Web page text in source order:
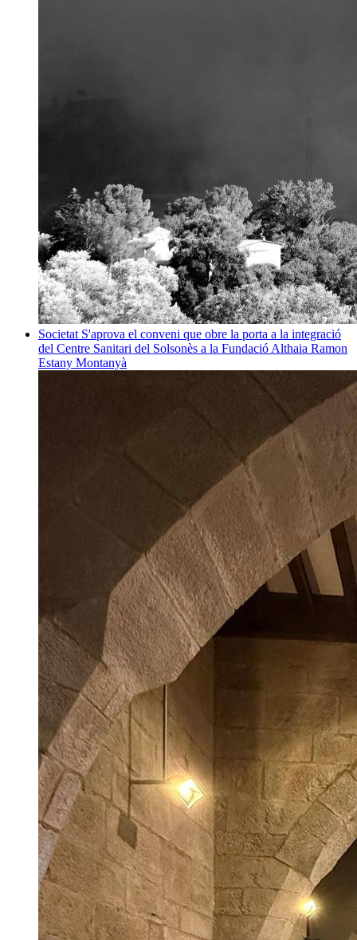
Societat S'aprova el conveni que obre la porta a la integració
del Centre Sanitari del Solsonès a la Fundació Althaia Ramon
Estany Montanyà